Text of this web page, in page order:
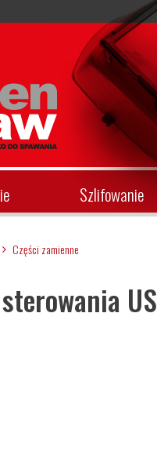
Szlifowanie
Części zamienne